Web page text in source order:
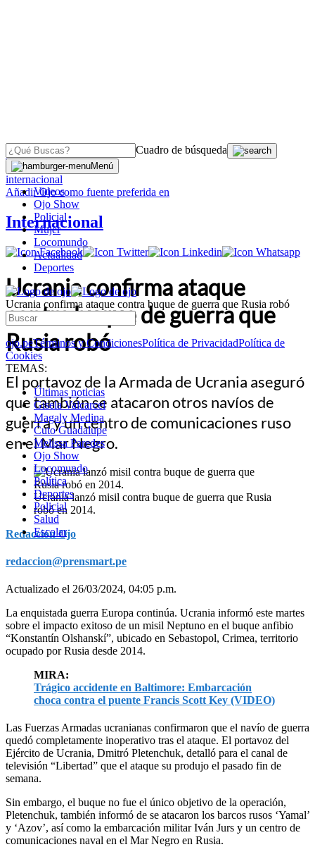
Cuadro de búsqueda
Menú
Videos
Ojo Show
Policial
Mujer
Locomundo
Actualidad
Deportes
Ucrania confirma ataque contra buque de guerra que Rusia robó
ojo.peTérminos y CondicionesPolítica de PrivacidadPolítica de
Cookies
TEMAS:
Últimas noticias
Gisela Valcarcel
Magaly Medina
Cuto Guadalupe
Melissa Paredes
Ojo Show
Locomundo
Política
Deportes
Policial
Salud
Escolar
OJO
internacional
AñadirOjocomo fuente preferida en
Internacional
Ucrania confirma ataque
contra buque de guerra que
Rusia robó
El portavoz de la Armada de Ucrania aseguró
que también se atacaron otros navíos de
guerra y un centro de comunicaciones ruso
en el Mar Negro.
Ucrania lanzó misil contra buque de guerra que Rusia
robó en 2014.
Redacción Ojo
redaccion@prensmart.pe
Actualizado el 26/03/2024, 04:05 p.m.
La enquistada guerra Europa continúa. Ucrania informó este martes
sobre el impacto exitoso de un misil Neptuno en el buque anfibio
“Konstantín Olshanskí”, ubicado en Sebastopol, Crimea, territorio
ocupado por Rusia desde 2014.
MIRA:
Trágico accidente en Baltimore: Embarcación
choca contra el puente Francis Scott Key (VIDEO)
Las Fuerzas Armadas ucranianas confirmaron que el navío de guerra
quedó completamente inoperativo tras el ataque. El portavoz del
Ejército de Ucrania, Dmitró Pletenchuk, detalló para el canal de
televisión “Libertad” que el ataque su produjo el pasado fin de
semana.
Sin embargo, el buque no fue el único objetivo de la operación,
Pletenchuk, también informó de se atacaron los barcos rusos ‘Yamal’
y ‘Azov’, así como la embarcación militar Iván Jurs y un centro de
comunicaciones naval en el Mar Negro en Rusia.